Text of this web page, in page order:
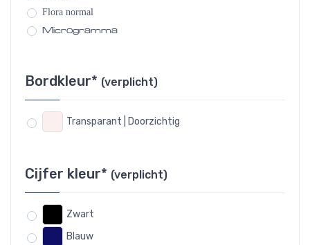
Flora normal
Microgramma
Bordkleur* (verplicht)
Transparant | Doorzichtig
Cijfer kleur* (verplicht)
Zwart
Blauw